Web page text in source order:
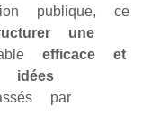
publique, ce
une
efficace et
par